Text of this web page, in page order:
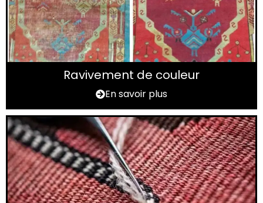
Ravivement de couleur
En savoir plus